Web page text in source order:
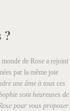
?
de Rose a rejoint
par la même joie
une âme à tous ces
sont heureuses de
pour vous proposer